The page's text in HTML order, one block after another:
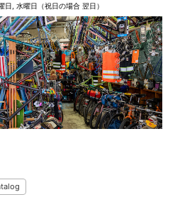
日, 水曜日（祝日の場合 翌日）